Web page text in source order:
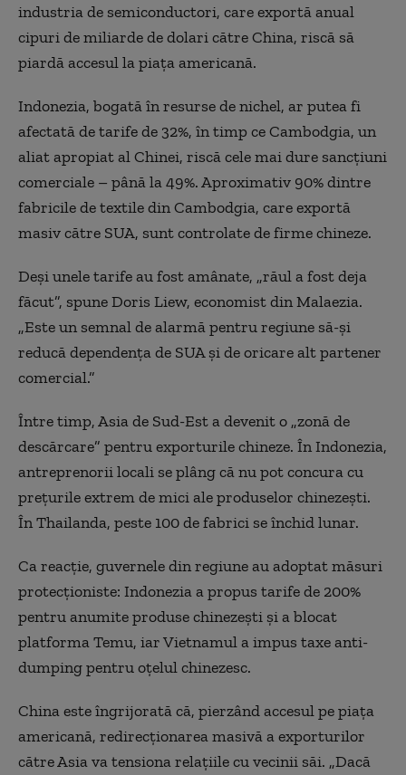
industria de semiconductori, care exportă anual
cipuri de miliarde de dolari către China, riscă să
piardă accesul la piața americană.
Indonezia, bogată în resurse de nichel, ar putea fi
afectată de tarife de 32%, în timp ce Cambodgia, un
aliat apropiat al Chinei, riscă cele mai dure sancțiuni
comerciale – până la 49%. Aproximativ 90% dintre
fabricile de textile din Cambodgia, care exportă
masiv către SUA, sunt controlate de firme chineze.
Deși unele tarife au fost amânate, „răul a fost deja
făcut”, spune Doris Liew, economist din Malaezia.
„Este un semnal de alarmă pentru regiune să-și
reducă dependența de SUA și de oricare alt partener
comercial.”
Între timp, Asia de Sud-Est a devenit o „zonă de
descărcare” pentru exporturile chineze. În Indonezia,
antreprenorii locali se plâng că nu pot concura cu
prețurile extrem de mici ale produselor chinezești.
În Thailanda, peste 100 de fabrici se închid lunar.
Ca reacție, guvernele din regiune au adoptat măsuri
protecționiste: Indonezia a propus tarife de 200%
pentru anumite produse chinezești și a blocat
platforma Temu, iar Vietnamul a impus taxe anti-
dumping pentru oțelul chinezesc.
China este îngrijorată că, pierzând accesul pe piața
americană, redirecționarea masivă a exporturilor
către Asia va tensiona relațiile cu vecinii săi. „Dacă